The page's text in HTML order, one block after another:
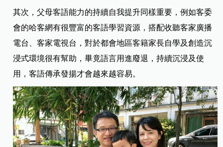
其次，父母客語能力的持續自我提升同樣重要，例如客委
會的哈客網有很豐富的客語學習資源，搭配收聽客家廣播
電台、客家電視台，對於都會地區客籍家長自學及創造沉
浸式環境很有幫助，畢竟語言用進廢退，持續沉浸及使
用，客語傳承發揚才會越來越容易。